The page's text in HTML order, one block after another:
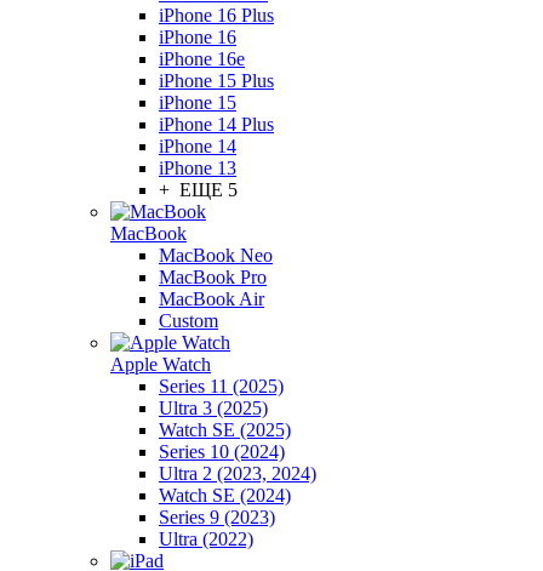
iPhone 16 Plus
iPhone 16
iPhone 16e
iPhone 15 Plus
iPhone 15
iPhone 14 Plus
iPhone 14
iPhone 13
+ ЕЩЕ 5
MacBook
MacBook Neo
MacBook Pro
MacBook Air
Custom
Apple Watch
Series 11 (2025)
Ultra 3 (2025)
Watch SE (2025)
Series 10 (2024)
Ultra 2 (2023, 2024)
Watch SE (2024)
Series 9 (2023)
Ultra (2022)